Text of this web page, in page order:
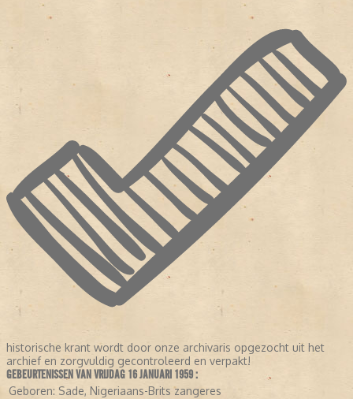
historische krant wordt door onze archivaris opgezocht uit het
archief en zorgvuldig gecontroleerd en verpakt!
GEBEURTENISSEN VAN VRIJDAG 16 JANUARI 1959 :
Geboren: Sade, Nigeriaans-Brits zangeres